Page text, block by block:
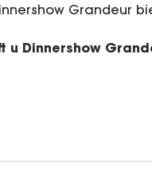
Grandeur
u Dinnershow